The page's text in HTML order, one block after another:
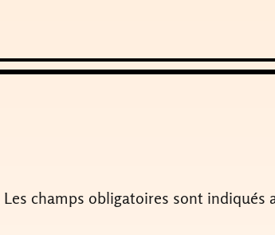
Les champs obligatoires sont indiqués